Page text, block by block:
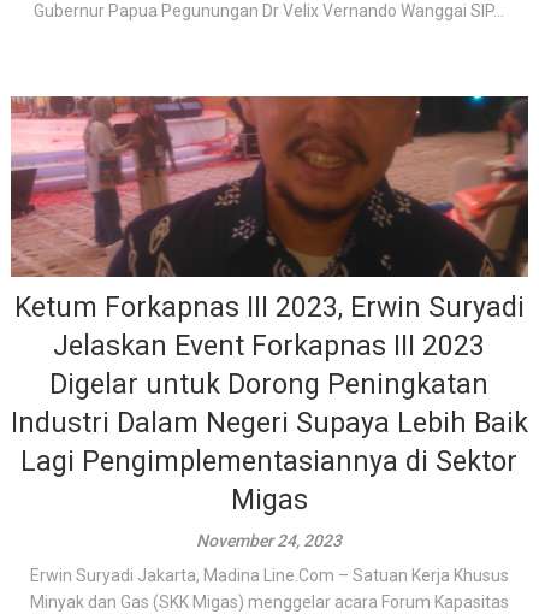
Gubernur Papua Pegunungan Dr Velix Vernando Wanggai SIP...
Ketum Forkapnas III 2023, Erwin Suryadi
Jelaskan Event Forkapnas III 2023
Digelar untuk Dorong Peningkatan
Industri Dalam Negeri Supaya Lebih Baik
Lagi Pengimplementasiannya di Sektor
Migas
November 24, 2023
Erwin Suryadi Jakarta, Madina Line.Com – Satuan Kerja Khusus
Minyak dan Gas (SKK Migas) menggelar acara Forum Kapasitas